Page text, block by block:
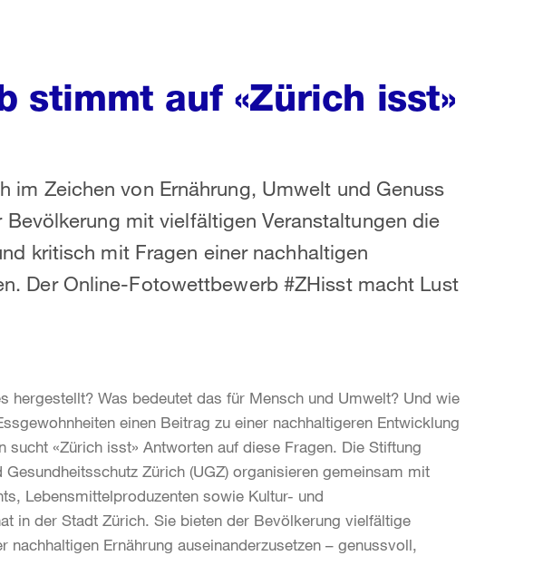
stimmt auf «Zürich isst»
im Zeichen von Ernährung, Umwelt und Genuss
mit vielfältigen Veranstaltungen die
kritisch mit Fragen einer nachhaltigen
Der Online-Fotowettbewerb #ZHisst macht Lust
hergestellt? Was bedeutet das für Mensch und Umwelt? Und wie
einen Beitrag zu einer nachhaltigeren Entwicklung
sucht «Zürich isst» Antworten auf diese Fragen. Die Stiftung
Zürich (UGZ) organisieren gemeinsam mit
Lebensmittelproduzenten sowie Kultur- und
in der Stadt Zürich. Sie bieten der Bevölkerung vielfältige
Ernährung auseinanderzusetzen – genussvoll,